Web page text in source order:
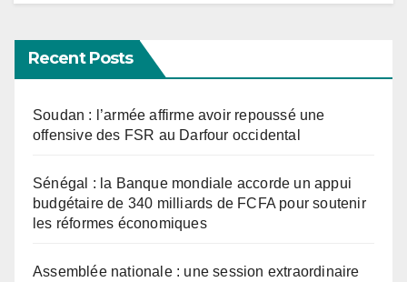
Recent Posts
Soudan : l’armée affirme avoir repoussé une
offensive des FSR au Darfour occidental
Sénégal : la Banque mondiale accorde un appui
budgétaire de 340 milliards de FCFA pour soutenir
les réformes économiques
Assemblée nationale : une session extraordinaire